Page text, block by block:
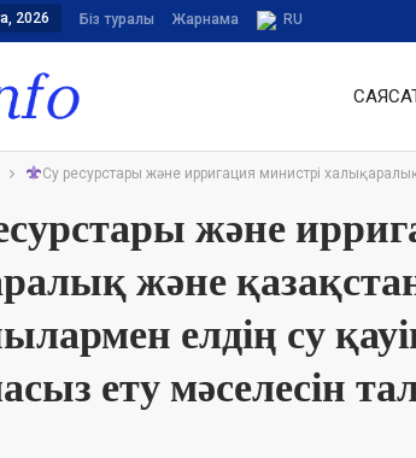
2026 Біз туралы Жарнама RU
Су ресурстары және ирригация министрі
және
және
елдің су
ету мәселесін